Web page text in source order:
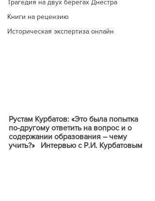
Трагедия на двух берегах Днестра
Книги на рецензию
Историческая экспертиза онлайн
Рустам Курбатов: «Это была попытка
по-другому ответить на вопрос и о
содержании образования – чему
учить?»   Интервью с Р.И. Курбатовым